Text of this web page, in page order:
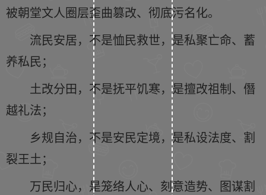
被朝堂文人圈层歪曲篡改、彻底污名化。
流民安居，不是恤民救世，是私聚亡命、蓄
养私民；
土改分田，不是抚平饥寒，是擅改祖制、僭
越礼法；
乡规自治，不是安民定境，是私设法度、割
裂王土；
万民归心，是笼络人心、刻意造势、图谋割